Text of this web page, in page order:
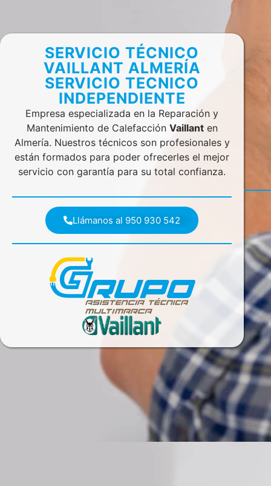
SERVICIO TÉCNICO
VAILLANT ALMERÍA
SERVICIO TECNICO
INDEPENDIENTE
Empresa especializada en la Reparación y
Mantenimiento de Calefacción Vaillanten
Almería. Nuestros técnicos son profesionales y
están formados para poder ofrecerles el mejor
servicio con garantía para su total confianza.
Llámanos al 950 930 542